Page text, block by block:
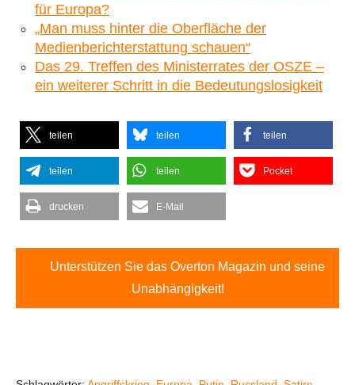
für Europa?
„Man muss hinter die Oberfläche der
Medienberichterstattung schauen“
Das 29. Treffen des Ministerrates der OSZE –
ein weiterer Schritt in die Bedeutungslosigkeit
teilen teilen teilen
teilen teilen Pocket
drucken E-Mail
Unterstützen Sie das Overton Magazin und seine
Unabhängigkeit!